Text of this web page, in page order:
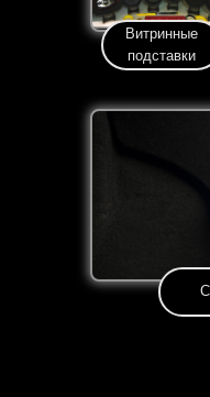
Витринные
подставки